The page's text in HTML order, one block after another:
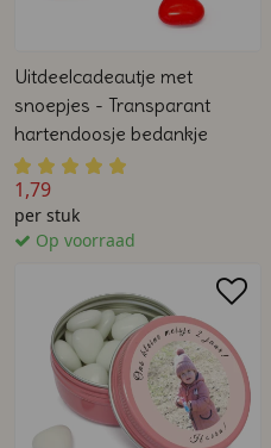
Uitdeelcadeautje met
snoepjes - Transparant
hartendoosje bedankje
1,79
per stuk
Op voorraad